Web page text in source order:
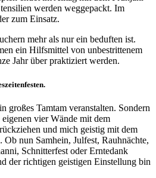
werden weggepackt. Im
zum Einsatz.
mehr als nur ein beduften ist.
ein Hilfsmittel von unbestrittenem
Jahr über praktiziert werden.
großes Tamtam veranstalten. Sondern
vier Wände mit dem
und mich geistig mit dem
nun Samhein, Julfest, Rauhnächte,
Schnitterfest oder Erntedank
der richtigen geistigen Einstellung bin